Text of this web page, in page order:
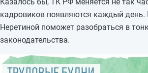
кадровиков появляются каждый
Неретиной поможет разобраться в
законодательства.